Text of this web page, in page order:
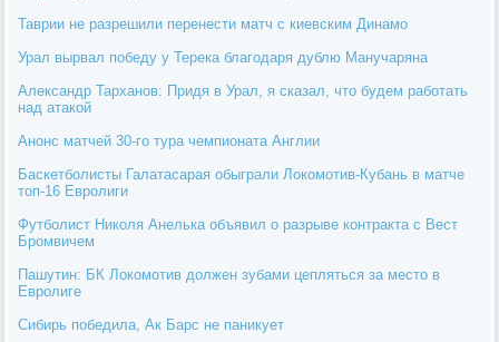
Таврии не разрешили перенести матч с киевским Динамо
Урал вырвал победу у Терека благодаря дублю Манучаряна
Александр Тарханов: Придя в Урал, я сказал, что будем работать
над атакой
Анонс матчей 30-го тура чемпионата Англии
Баскетболисты Галатасарая обыграли Локомотив-Кубань в матче
топ-16 Евролиги
Футболист Николя Анелька объявил о разрыве контракта с Вест
Бромвичем
Пашутин: БК Локомотив должен зубами цепляться за место в
Евролиге
Сибирь победила, Ак Барс не паникует